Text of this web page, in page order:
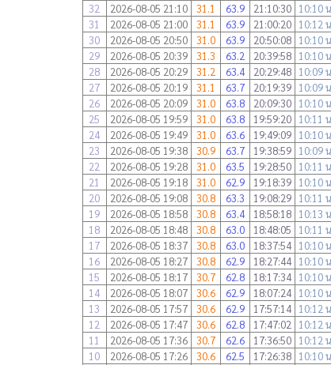
32
2026-08-05 21:10 31.1 63.9 21:10:30 10:10
31
2026-08-05 21:00 31.1 63.9 21:00:20 10:12
30
2026-08-05 20:50 31.0 63.9 20:50:08 10:10
29
2026-08-05 20:39 31.3 63.2 20:39:58 10:10
28
2026-08-05 20:29 31.2 63.4 20:29:48 10:09
27
2026-08-05 20:19 31.1 63.7 20:19:39 10:09
26
2026-08-05 20:09 31.0 63.8 20:09:30 10:10
25
2026-08-05 19:59 31.0 63.8 19:59:20 10:11
24
2026-08-05 19:49 31.0 63.6 19:49:09 10:10
23
2026-08-05 19:38 30.9 63.7 19:38:59 10:09
22
2026-08-05 19:28 31.0 63.5 19:28:50 10:11
21
2026-08-05 19:18 31.0 62.9 19:18:39 10:10
20
2026-08-05 19:08 30.8 63.3 19:08:29 10:11
19
2026-08-05 18:58 30.8 63.4 18:58:18 10:13
18
2026-08-05 18:48 30.8 63.0 18:48:05
10:11
17
2026-08-05 18:37 30.8 63.0 18:37:54 10:10
16
2026-08-05 18:27 30.8 62.9 18:27:44 10:10
15
2026-08-05 18:17 30.7 62.8 18:17:34 10:10
14
2026-08-05 18:07 30.6 62.9 18:07:24 10:10
13
2026-08-05 17:57 30.6 62.9 17:57:14 10:12
12
2026-08-05 17:47 30.6 62.8 17:47:02
10:12
11
2026-08-05 17:36 30.7 62.6 17:36:50 10:12
10
2026-08-05 17:26 30.6 62.5 17:26:38 10:10